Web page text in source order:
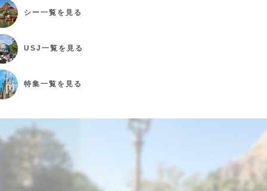
シー一覧を見る
USJ 一覧を見る
特集一覧を見る